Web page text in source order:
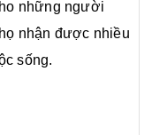
những người
nhận được nhiều
sống.